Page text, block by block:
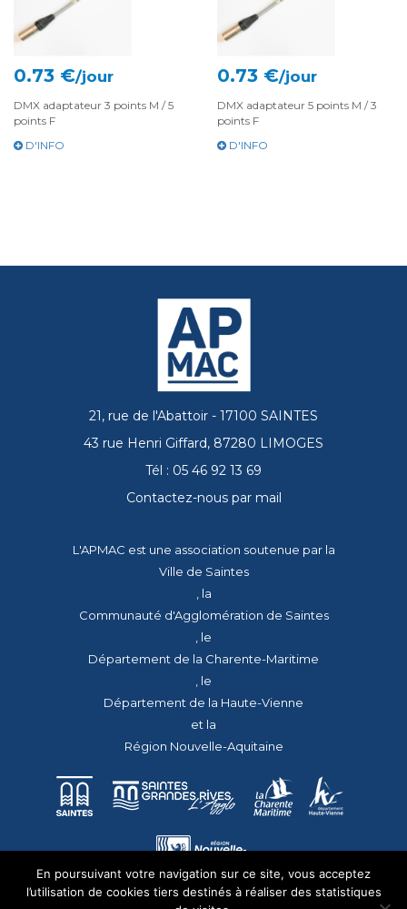
0.73 €/jour
DMX adaptateur 3 points M / 5
points F
D'INFO
0.73 €/jour
DMX adaptateur 5 points M / 3
points F
D'INFO
21, rue de l'Abattoir - 17100 SAINTES
43 rue Henri Giffard, 87280 LIMOGES
Tél : 05 46 92 13 69
Contactez-nous par mail
L'APMAC est une association soutenue par la
Ville de Saintes
, la
Communauté d'Agglomération de Saintes
, le
Département de la Charente-Maritime
, le
Département de la Haute-Vienne
et la
Région Nouvelle-Aquitaine
En poursuivant votre navigation sur ce site, vous acceptez
l’utilisation de cookies tiers destinés à réaliser des statistiques